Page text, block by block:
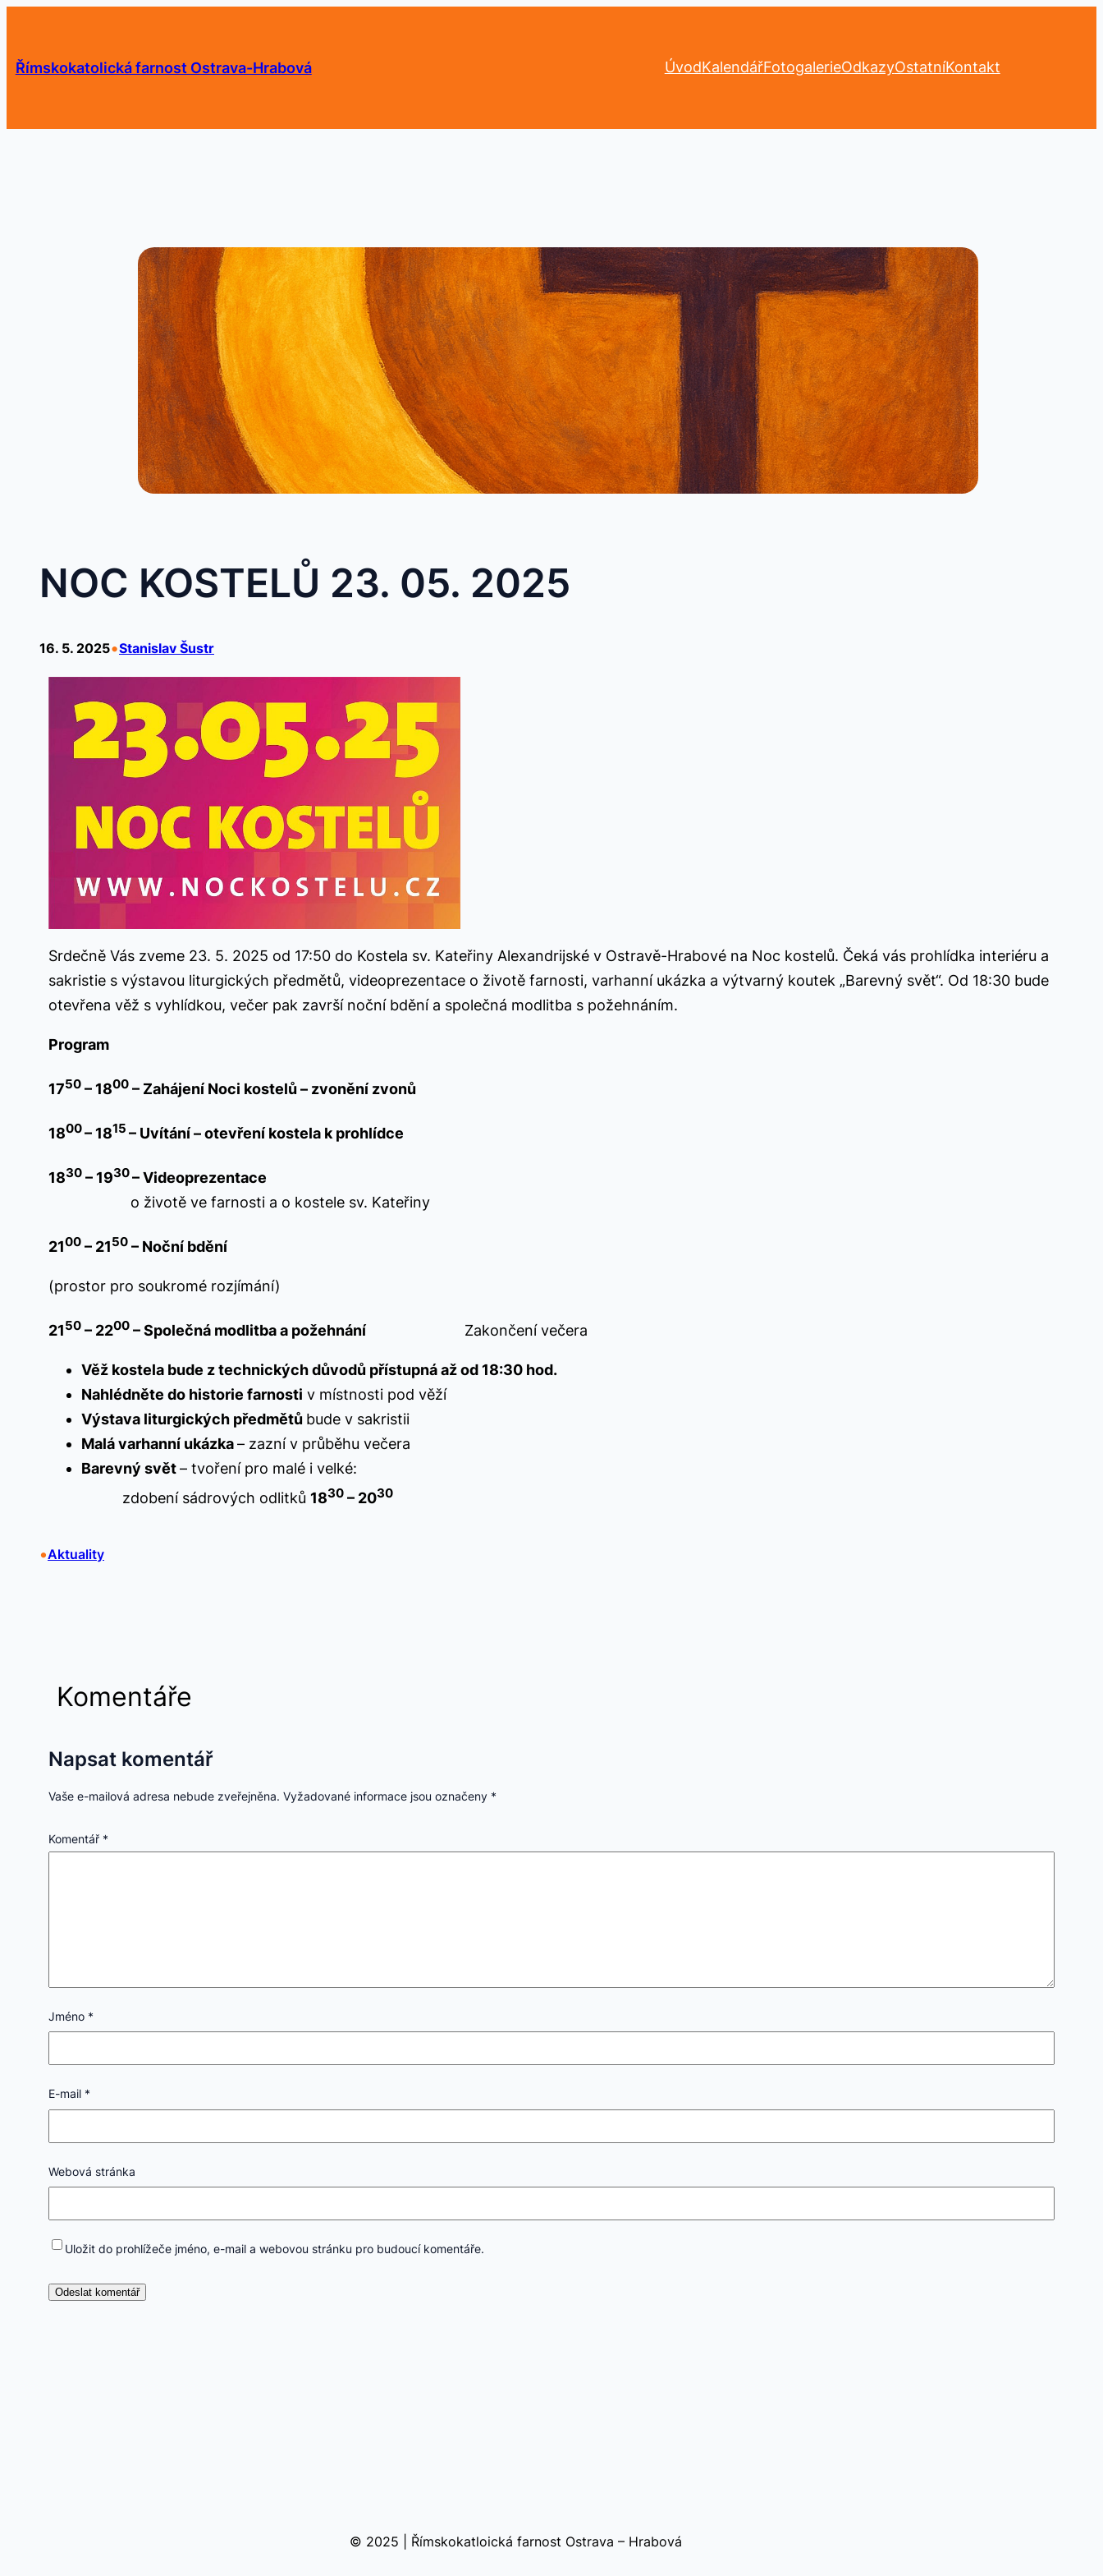
obsah
Římskokatolická farnost Ostrava-Hrabová ÚvodKalendářFotogalerieOdkazyOstatníKontakt
NOC KOSTELŮ 23. 05. 2025
16. 5. 2025•Stanislav Šustr
Srdečně Vás zveme 23. 5. 2025 od 17:50 do Kostela sv. Kateřiny Alexandrijské v Ostravě-Hrabové na Noc kostelů. Čeká vás prohlídka interiéru a
sakristie s výstavou liturgických předmětů, videoprezentace o životě farnosti, varhanní ukázka a výtvarný koutek „Barevný svět“. Od 18:30 bude
otevřena věž s vyhlídkou, večer pak završí noční bdění a společná modlitba s požehnáním.
Program
1750– 1800– Zahájení Noci kostelů – zvonění zvonů
1800– 1815 – Uvítání – otevření kostela k prohlídce
1830– 1930– Videoprezentace
o životě ve farnosti a o kostele sv. Kateřiny
2100– 2150– Noční bdění
(prostor pro soukromé rozjímání)
2150– 2200– Společná modlitba a požehnání Zakončení večera
Věž kostela bude z technických důvodů přístupná až od 18:30 hod.
Nahlédněte do historie farnosti v místnosti pod věží
Výstava liturgických předmětů bude v sakristii
Malá varhanní ukázka– zazní v průběhu večera
Barevný svět– tvoření pro malé i velké:
zdobení sádrových odlitků 1830– 2030
•Aktuality
Komentáře
Napsat komentář
Vaše e-mailová adresa nebude zveřejněna. Vyžadované informace jsou označeny *
Komentář *
Jméno *
E-mail *
Webová stránka
Uložit do prohlížeče jméno, e-mail a webovou stránku pro budoucí komentáře.
© 2025 | Římskokatloická farnost Ostrava – Hrabová